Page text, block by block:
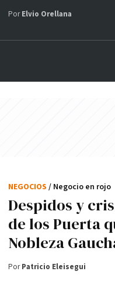
PorElvio Orellana
Despidos y
de los Puerta
Nobleza
NEGOCIOS / Negocio en rojo
PorPatricio Eleisegui